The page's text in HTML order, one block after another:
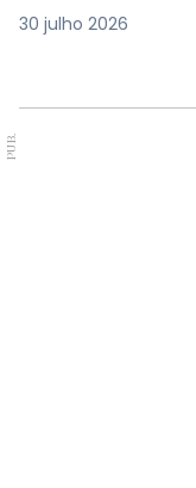
30 julho 2026
PUB.